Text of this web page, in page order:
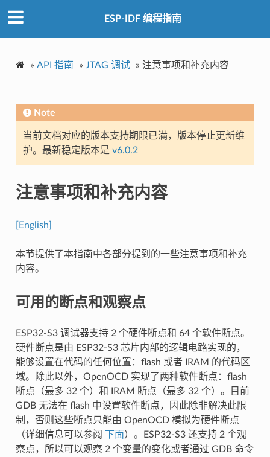
ESP-IDF 编程指南
» API 指南 » JTAG 调试 » 注意事项和补充内容
Note
当前文档对应的版本支持期限已满，版本停止更新维
护。最新稳定版本是 v6.0.2
注意事项和补充内容
[English]
本节提供了本指南中各部分提到的一些注意事项和补充
内容。
可用的断点和观察点
ESP32-S3 调试器支持 2 个硬件断点和 64 个软件断点。
硬件断点是由 ESP32-S3 芯片内部的逻辑电路实现的，
能够设置在代码的任何位置：flash 或者 IRAM 的代码区
域。除此以外，OpenOCD 实现了两种软件断点：flash
断点（最多 32 个）和 IRAM 断点（最多 32 个）。目前
GDB 无法在 flash 中设置软件断点，因此除非解决此限
制，否则这些断点只能由 OpenOCD 模拟为硬件断点
（详细信息可以参阅
下面）。ESP32-S3 还支持 2 个观
察点，所以可以观察 2 个变量的变化或者通过 GDB 命令